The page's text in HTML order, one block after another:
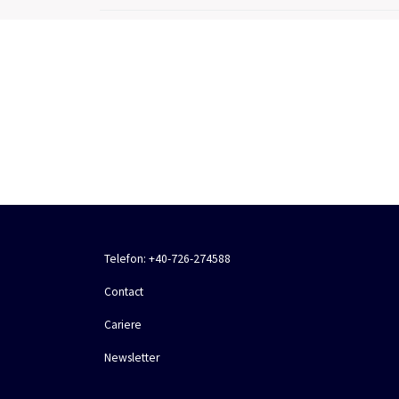
Telefon: +40-726-274588
Contact
Cariere
Newsletter